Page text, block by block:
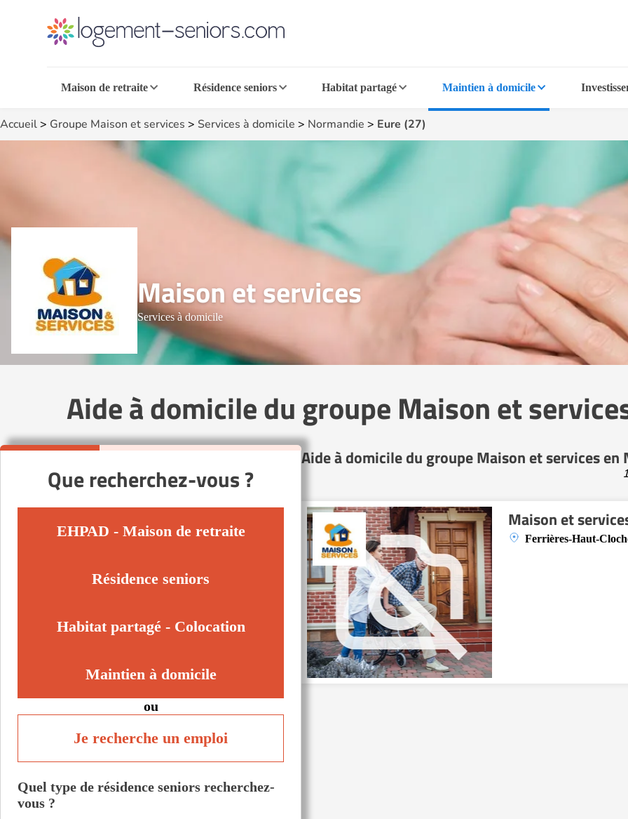
Maison de retraite Résidence seniors Habitat partagé Maintien à domicile
Accueil> Groupe Maison et services > Services à domicile > Normandie > Eure (27)
Maison et services
Services à domicile
Aide à domicile du groupe Maison et
Aide à domicile du groupe Maison et services en
Maison et
Ferrières-Haut-
Que recherchez-vous ?
EHPAD - Maison de retraite
Résidence seniors
Habitat partagé - Colocation
Maintien à domicile
ou
Je recherche un emploi
Quel type de résidence seniors recherchez-
vous ?